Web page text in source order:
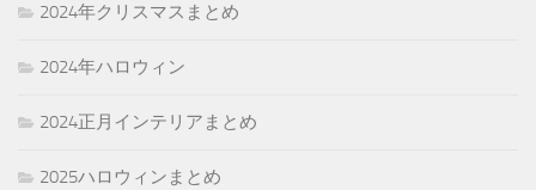
2024年クリスマスまとめ
2024年ハロウィン
2024正月インテリアまとめ
2025ハロウィンまとめ